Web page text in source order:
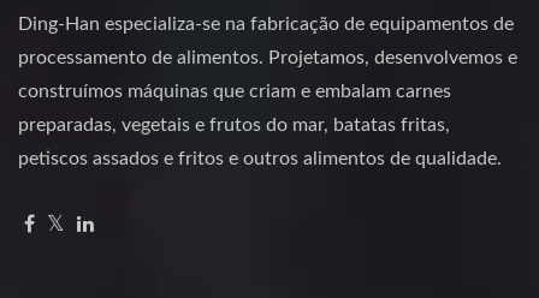
Ding-Han especializa-se na fabricação de equipamentos de
processamento de alimentos. Projetamos, desenvolvemos e
construímos máquinas que criam e embalam carnes
preparadas, vegetais e frutos do mar, batatas fritas,
petiscos assados e fritos e outros alimentos de qualidade.